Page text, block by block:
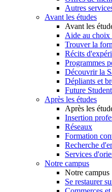
Autres
Avant les études
Avant les
Aide au choix
Trouver la
Récits
Programmes
Découvrir la
Dépliants et
Future
Après les études
Après les
Insertion
Réseaux
Formation
Recherche
Services
Notre campus
Notre campus
Se restaurer